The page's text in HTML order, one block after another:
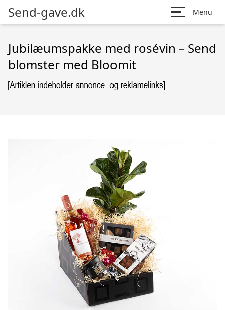
Send-gave.dk Menu
Jubilæumspakke med rosévin – Send
blomster med Bloomit